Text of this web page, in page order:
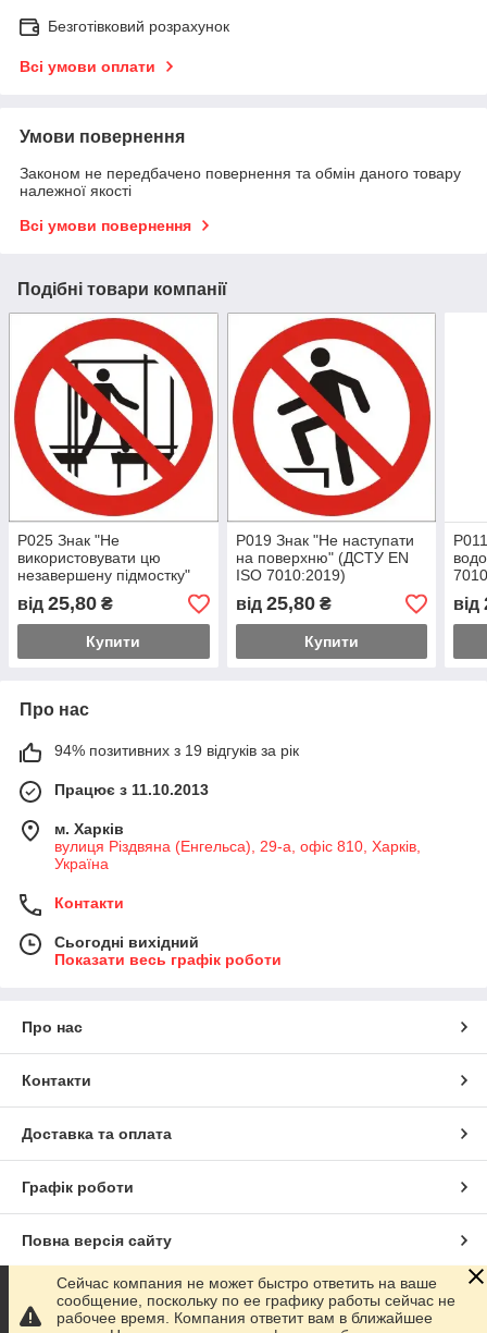
Безготівковий розрахунок
Всі умови оплати
Умови повернення
Законом не передбачено повернення та обмін даного товару
належної якості
Всі умови повернення
Подібні товари компанії
P025 Знак "Не
використовувати цю
незавершену підмостку"
(ДСТУ EN ISO 7010:2019)
від 25,80 ₴
Купити
P019 Знак "Не наступати
на поверхню" (ДСТУ EN
ISO 7010:2019)
від 25,80₴
Купити
від
Про нас
94% позитивних з 19 відгуків за рік
Працює з 11.10.2013
м. Харків
вулиця Різдвяна (Енгельса), 29-а, офіс 810, Харків,
Україна
Контакти
Сьогодні вихідний
Показати весь графік роботи
Про нас
Контакти
Доставка та оплата
Графік роботи
Повна версія сайту
Сайт створено на маркетплейсіProm.ua
Сейчас компания не может быстро ответить на ваше
сообщение, поскольку по ее графику работы сейчас не
рабочее время. Компания ответит вам в ближайшее